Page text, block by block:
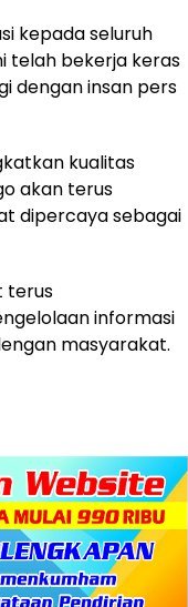
kepada seluruh
telah bekerja keras
dengan insan pers
kualitas
akan terus
dipercaya sebagai
terus
informasi
masyarakat.